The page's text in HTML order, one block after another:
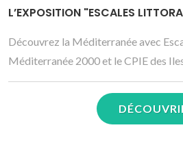
L’EXPOSITION "ESCALES
Découvrez la Méditerranée avec
Méditerranée 2000 et le CPIE des